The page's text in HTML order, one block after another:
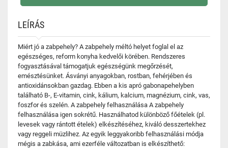
LEÍRÁS
Miért jó a zabpehely? A zabpehely méltó helyet foglal el az
egészséges, reform konyha kedvelői körében. Rendszeres
fogyasztásával támogatjuk egészségünk megőrzését,
emésztésünket. Ásványi anyagokban, rostban, fehérjében és
antioxidánsokban gazdag. Ebben a kis apró gabonapehelyben
található B-, E-vitamin, cink, kálium, kalcium, magnézium, cink, vas,
foszfor és szelén. A zabpehely felhasználása A zabpehely
felhasználása igen sokrétű. Használhatod különböző főételek (pl.
levesek vagy rántott ételek) elkészítéséhez, kiváló desszertekhez
vagy reggeli müzlihez. Az egyik leggyakoribb felhasználási módja
mégis a zabkása, ami ezerféle változatban is elkészíthető: